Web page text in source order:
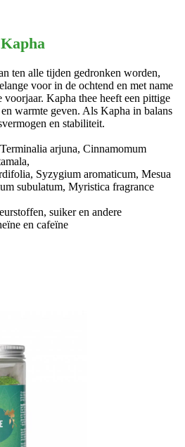
ten alle tijden gedronken worden,
voor in de ochtend en met name
Kapha thee heeft een pittige
warmte geven. Als Kapha in balans
en stabiliteit.
Terminalia arjuna, Cinnamomum
Syzygium aromaticum, Mesua
subulatum, Myristica fragrance
suiker en andere
en cafeïne